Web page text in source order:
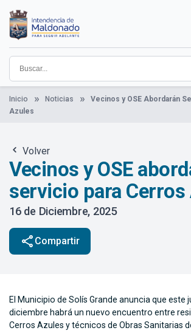
contenido
principal
Institucional
Municipios
Descubre Maldonado
Comunicación
Servicios
Guía De Trámites
Ver Noticias
Inicio Noticias
Vecinos y OSE Abordarán
Azules
Volver
Vecinos y OSE
servicio para Cerros
16 de Diciembre, 2025
share Compartir
El Municipio de Solís Grande anuncia que este
diciembre habrá un nuevo encuentro entre
Cerros Azules y técnicos de Obras Sanitarias